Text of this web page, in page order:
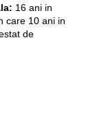
16 ani in
care 10 ani in
de